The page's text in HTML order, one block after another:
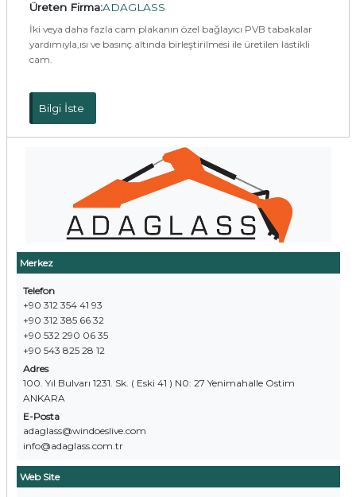
Merkez
Telefon
+90 312 354 41 93
+90 312 385 66 32
+90 532 290 06 35
+90 543 825 28 12
Adres
100. Yıl Bulvarı 1231. Sk. ( Eski 41 ) N0: 27 Yenimahalle Ostim
ANKARA
E-Posta
adaglass@windoeslive.com
info@adaglass.com.tr
Web Site
Üreten Firma:ADAGLASS
İki veya daha fazla cam plakanın özel bağlayıcı PVB tabakalar
yardımıyla,ısı ve basınç altında birleştirilmesi ile üretilen lastikli
cam.
Bilgi İste